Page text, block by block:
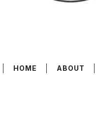
HOME ABOUT